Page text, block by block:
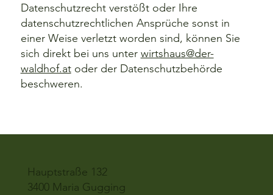
Datenschutzrecht verstößt oder Ihre
datenschutzrechtlichen Ansprüche sonst in
einer Weise verletzt worden sind, können Sie
sich direkt bei uns unter wirtshaus@der-
waldhof.atoder der Datenschutzbehörde
beschweren.
Hauptstraße 132
3400 Maria Gugging